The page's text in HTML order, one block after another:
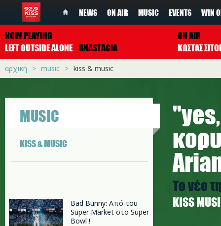
NEWS ON AIR MUSIC EVENTS WIN
NOW PLAYING
LEFT OUTSIDE ALONE ANASTACIA
ON AIR
ΚΩΣΤΑΣ
αρχική music kiss & music
MUSIC
KISS & MUSIC
Bad Bunny: Από του
Super Market στο Super
Bowl !
Το νέο
ΚISS